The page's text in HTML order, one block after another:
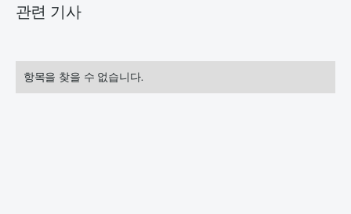
관련 기사
항목을 찾을 수 없습니다.